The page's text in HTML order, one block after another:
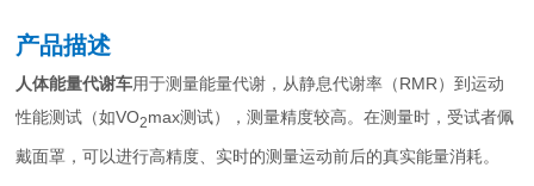
产品描述
人体能量代谢车用于测量能量代谢，从静息代谢率（RMR）到运动
性能测试（如VO2max测试），测量精度较高。在测量时，受试者佩
戴面罩，可以进行高精度、实时的测量运动前后的真实能量消耗。